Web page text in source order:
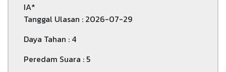
IA*
Tanggal Ulasan : 2026-07-29
Daya Tahan : 4
Peredam Suara : 5